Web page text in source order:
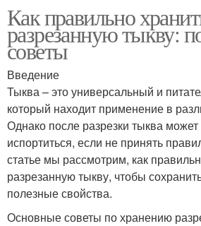
Как правильно
разрезанную тыкву:
советы
Введение
Тыква – это универсальный и
который находит применение в
Однако после разрезки тыква
испортиться, если не принять
статье мы рассмотрим, как
разрезанную тыкву, чтобы
полезные свойства.
Основные советы по хранению